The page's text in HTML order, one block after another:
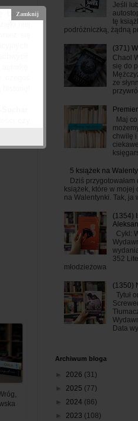
bardzo
niej
się
czy
Jeśli
tę
podróżniczką, żądną
(371)
Chaol
się do
ze
Maj
chwilę
5 książek na
Dziś
książek, które w
na Walentynki. Tak, ja
(1354)
Cykl:
352
młodzieżowa
(1350)
Tytuł
Data
Archiwum bloga
► 2026 (31)
► 2025 (77)
► 2024 (86)
► 2023 (108)